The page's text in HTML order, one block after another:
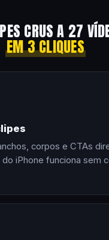
CRUS A 27
EM 3 CLIQUES
corpos e CTAs
iPhone funciona sem